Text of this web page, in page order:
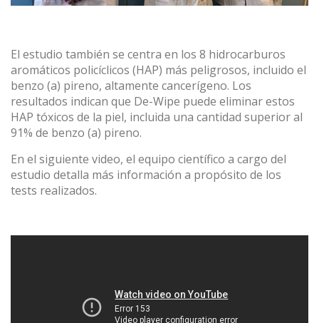
El estudio también se centra en los 8 hidrocarburos
aromáticos policíclicos (HAP) más peligrosos, incluido el
benzo (a) pireno, altamente cancerígeno. Los
resultados indican que De-Wipe puede eliminar estos
HAP tóxicos de la piel, incluida una cantidad superior al
91% de benzo (a) pireno.
En el siguiente video, el equipo científico a cargo del
estudio detalla más información a propósito de los
tests realizados.